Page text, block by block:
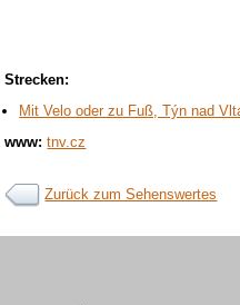
Strecken:
Mit Velo oder zu Fuß, Týn nad
www: tnv.cz
Zurück zum Sehenswertes